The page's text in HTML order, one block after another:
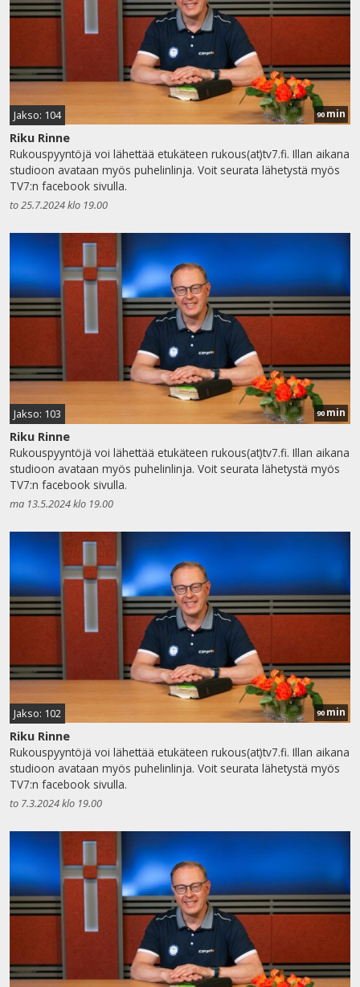
Jakso: 104 90 min
Riku Rinne
Rukouspyyntöjä voi lähettää etukäteen rukous(at)tv7.fi. Illan aikana
studioon avataan myös puhelinlinja. Voit seurata lähetystä myös
TV7:n facebook sivulla.
to 25.7.2024 klo 19.00
Jakso: 103 90 min
Riku Rinne
Rukouspyyntöjä voi lähettää etukäteen rukous(at)tv7.fi. Illan aikana
studioon avataan myös puhelinlinja. Voit seurata lähetystä myös
TV7:n facebook sivulla.
ma 13.5.2024 klo 19.00
Jakso: 102 90 min
Riku Rinne
Rukouspyyntöjä voi lähettää etukäteen rukous(at)tv7.fi. Illan aikana
studioon avataan myös puhelinlinja. Voit seurata lähetystä myös
TV7:n facebook sivulla.
to 7.3.2024 klo 19.00